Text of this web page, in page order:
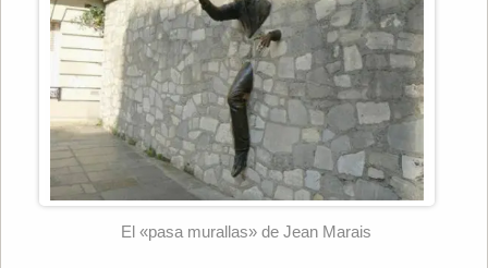
El «pasa murallas» de Jean Marais